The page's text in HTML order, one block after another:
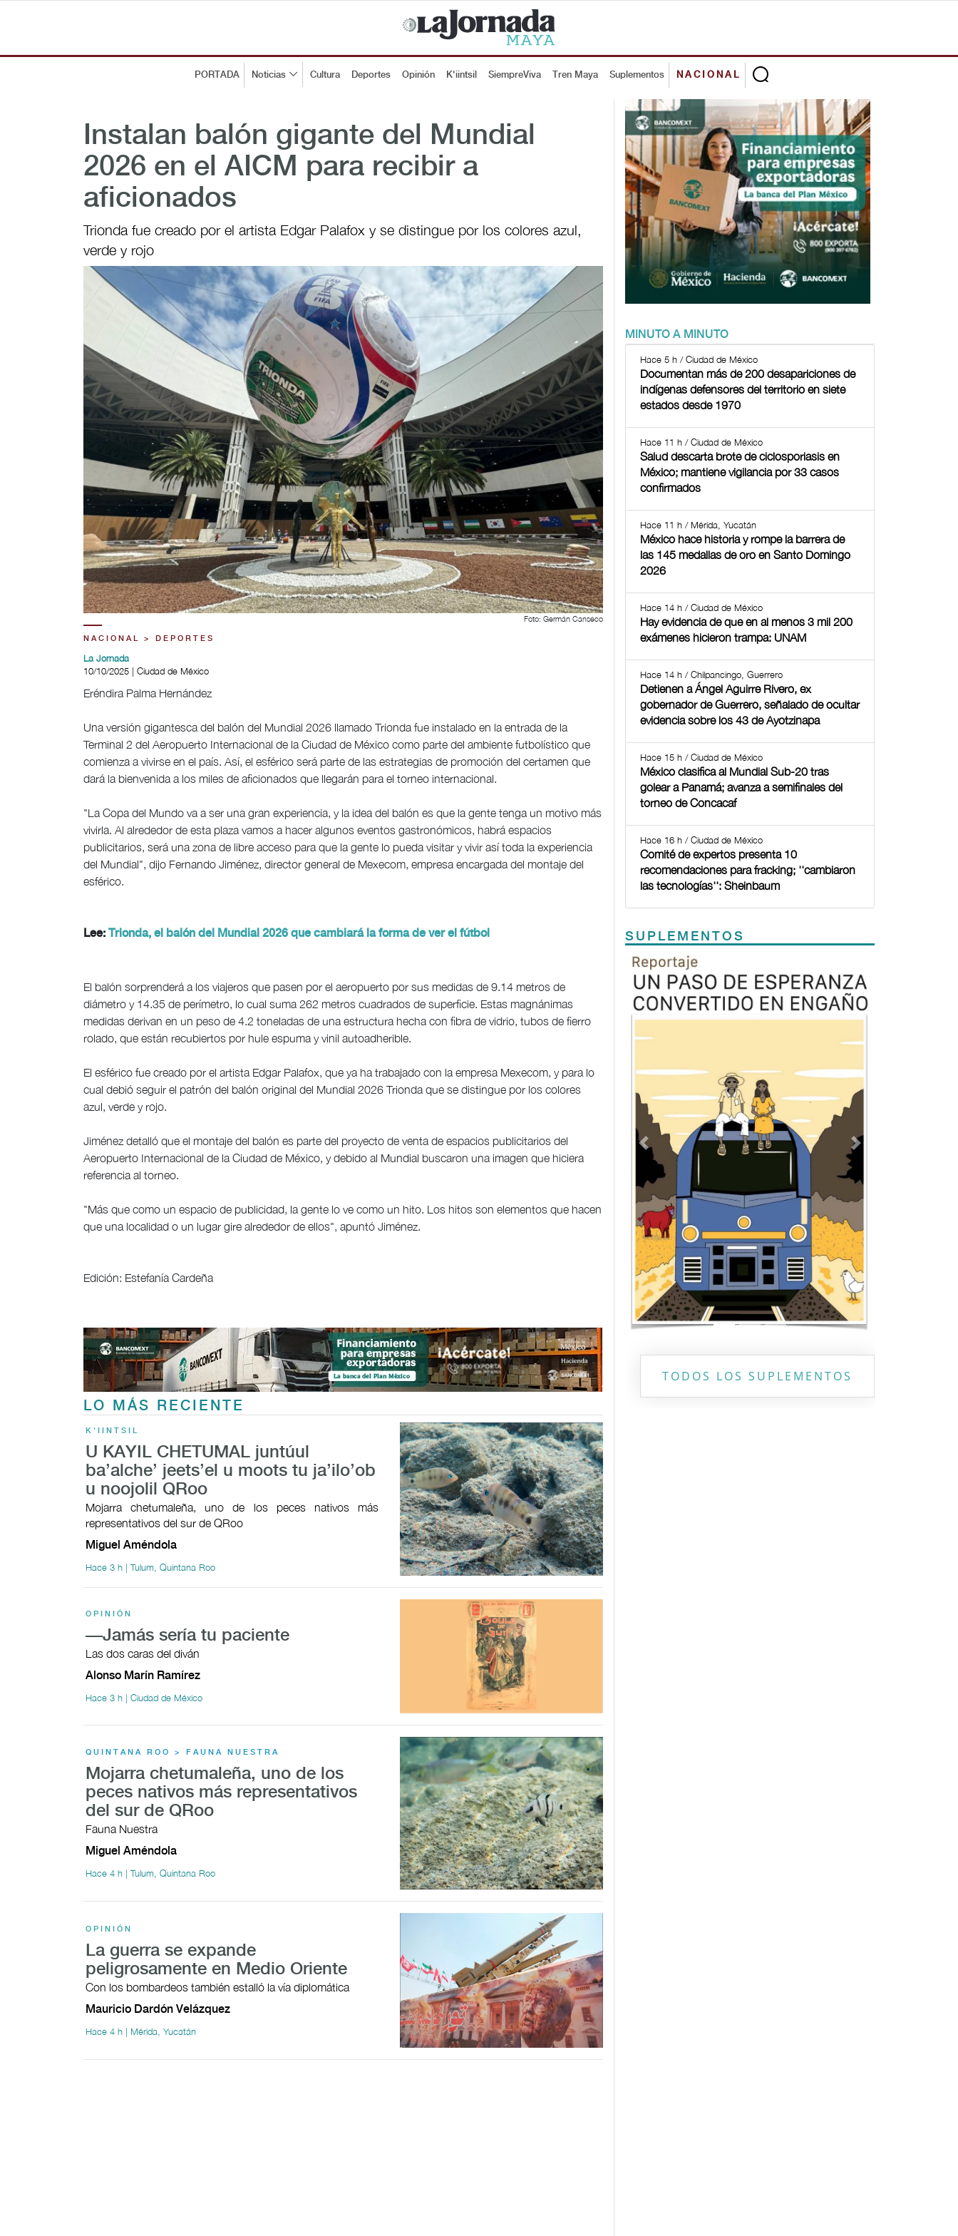
PORTADA Noticias Cultura Deportes Opinión K'iintsil SiempreViva Tren Maya Suplementos NACIONAL
Instalan balón gigante del Mundial
2026 en el AICM para recibir a
aficionados
Trionda fue creado por el artista Edgar Palafox y se distingue por los colores azul,
verde y rojo
Foto: Germán Canseco
NACIONAL > DEPORTES
La Jornada
10/10/2025 | Ciudad de México
Eréndira Palma Hernández
Una versión gigantesca del balón del Mundial 2026 llamado Trionda fue instalado en la entrada de la
Terminal 2 del Aeropuerto Internacional de la Ciudad de México como parte del ambiente futbolístico que
comienza a vivirse en el país. Así, el esférico será parte de las estrategias de promoción del certamen que
dará la bienvenida a los miles de aficionados que llegarán para el torneo internacional.
"La Copa del Mundo va a ser una gran experiencia, y la idea del balón es que la gente tenga un motivo más
vivirla. Al alrededor de esta plaza vamos a hacer algunos eventos gastronómicos, habrá espacios
publicitarios, será una zona de libre acceso para que la gente lo pueda visitar y vivir así toda la experiencia
del Mundial", dijo Fernando Jiménez, director general de Mexecom, empresa encargada del montaje del
esférico.
Lee: Trionda, el balón del Mundial 2026 que cambiará la forma de ver el fútbol
El balón sorprenderá a los viajeros que pasen por el aeropuerto por sus medidas de 9.14 metros de
diámetro y 14.35 de perímetro, lo cual suma 262 metros cuadrados de superficie. Estas magnánimas
medidas derivan en un peso de 4.2 toneladas de una estructura hecha con fibra de vidrio, tubos de fierro
rolado, que están recubiertos por hule espuma y vinil autoadherible.
El esférico fue creado por el artista Edgar Palafox, que ya ha trabajado con la empresa Mexecom, y para lo
cual debió seguir el patrón del balón original del Mundial 2026 Trionda que se distingue por los colores
azul, verde y rojo.
Jiménez detalló que el montaje del balón es parte del proyecto de venta de espacios publicitarios del
Aeropuerto Internacional de la Ciudad de México, y debido al Mundial buscaron una imagen que hiciera
referencia al torneo.
"Más que como un espacio de publicidad, la gente lo ve como un hito. Los hitos son elementos que hacen
que una localidad o un lugar gire alrededor de ellos", apuntó Jiménez.
Edición: Estefanía Cardeña
LO MÁS RECIENTE
K'IINTSIL
U KAYIL CHETUMAL juntúul
ba’alche’ jeets’el u moots tu ja’ilo’ob
u noojolil QRoo
Mojarra chetumaleña, uno de los peces nativos más
representativos del sur de QRoo
Miguel Améndola
Hace 3 h | Tulum, Quintana Roo
OPINIÓN
—Jamás sería tu paciente
Las dos caras del diván
Alonso Marín Ramírez
Hace 3 h | Ciudad de México
QUINTANA ROO > FAUNA NUESTRA
Mojarra chetumaleña, uno de los
peces nativos más representativos
del sur de QRoo
Fauna Nuestra
Miguel Améndola
Hace 4 h | Tulum, Quintana Roo
OPINIÓN
La guerra se expande
peligrosamente en Medio Oriente
Con los bombardeos también estalló la vía diplomática
Mauricio Dardón Velázquez
Hace 4 h | Mérida, Yucatán
MINUTO A MINUTO
Hace 5 h / Ciudad de México
Documentan más de 200 desapariciones de
indígenas defensores del territorio en siete
estados desde 1970
Hace 11 h / Ciudad de México
Salud descarta brote de ciclosporiasis en
México; mantiene vigilancia por 33 casos
confirmados
Hace 11 h / Mérida, Yucatán
México hace historia y rompe la barrera de
las 145 medallas de oro en Santo Domingo
2026
Hace 14 h / Ciudad de México
Hay evidencia de que en al menos 3 mil 200
exámenes hicieron trampa: UNAM
Hace 14 h / Chilpancingo, Guerrero
Detienen a Ángel Aguirre Rivero, ex
gobernador de Guerrero, señalado de ocultar
evidencia sobre los 43 de Ayotzinapa
Hace 15 h / Ciudad de México
México clasifica al Mundial Sub-20 tras
golear a Panamá; avanza a semifinales del
torneo de Concacaf
Hace 16 h / Ciudad de México
Comité de expertos presenta 10
recomendaciones para fracking; ''cambiaron
las tecnologías'': Sheinbaum
SUPLEMENTOS
Previous Next
TODOS LOS SUPLEMENTOS